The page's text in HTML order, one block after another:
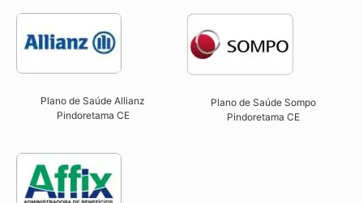
Plano de Saúde Allianz
Pindoretama CE​
Plano de Saúde Sompo
Pindoretama CE​